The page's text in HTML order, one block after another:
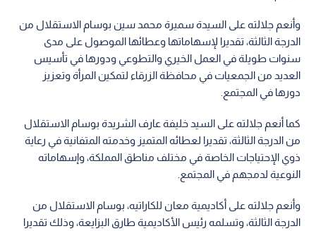
وأنعم جلالته على السيدة سميرة محمد سين بوسام الاستقلال من
الدرجة الثالثة، تقديرا لإسهاماتها وعطائها الموصول على مدى
سنوات طويلة في العمل الخيري والتطوعي ودورها في تأسيس
العديد من الجمعيات في محافظة الزرقاء لتمكين المرأة وتعزيز
دورها في المجتمع.
كما أنعم جلالته على السيد خليفة عارف الشريدة بوسام الاستقلال
من الدرجة الثالثة، تقديرا لعطائه المتميز وخدمته المتفانية في رعاية
ذوي الإحتياجات الخاصة في مختلف مناطق المملكة، وإسهاماته
النوعية لدمجهم في المجتمع.
وأنعم جلالته على أكاديمية معان للكاراتيه، بوسام الاستقلال من
الدرجة الثالثة، وتسلمه رئيس الأكاديمية طارق البزايعة، وذلك تقديرا